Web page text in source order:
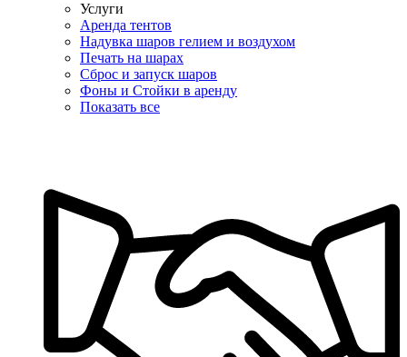
Услуги
Аренда тентов
Надувка шаров гелием и воздухом
Печать на шарах
Сброс и запуск шаров
Фоны и Стойки в аренду
Показать все